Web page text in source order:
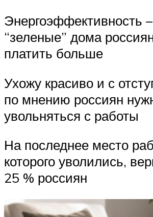
Энергоэффективность
“зеленые” дома
платить больше
Ухожу красиво и с
по мнению россиян
увольняться с работы
На последнее место
которого уволились,
25 % россиян